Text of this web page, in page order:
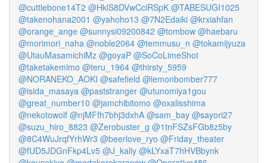
@cuttlebone14T2 @HklS8DVwCciRSpK @TABESUGI1025
@takenohana2001 @yahoho13 @7N2Edaiki @krxiahfan
@orange_ange @sunnysi09200842 @tombow @haebaru
@morimori_naha @noble2064 @temmusu_n @tokamijyuza
@UtauMasamichiMz @goyaP @SoCoLimeShot
@taketakemimo @teru_1964 @thirsty_5959
@NORANEKO_AOKI @safefield @lemonbomber777
@isida_masaya @paststranger @utunomiya1gou
@great_number10 @jamchibitomo @oxalisshima
@nekotowolf @njMFfh7bhj3dxhA @sam_bay @sayori27
@suzu_hiro_8823 @Zerobuster_g @1tnFSZsFGb8z5by
@8C4WuJrqfYrhWr3 @beerlove_ryo @Friday_theater
@fUD5JDGnFkp4Lv5 @J_kaliy @kLYxaT7hHVBbynk